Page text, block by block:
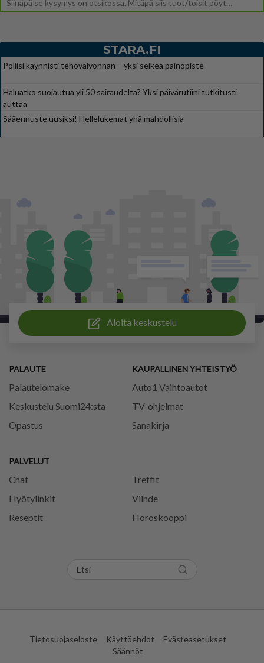
Siinäpä se kysymys on otsikossa. Mitäpä siis tuot/toisit pöytään parisuhteessa? Oletko mies vai nainen? Koetko sen mitä
STARA.FI
Poliisi käynnisti tehovalvonnan – yksi selkeä painopiste
Haluatko suojautua yli 50 sairaudelta? Yksi päivärutiini tutkitusti
auttaa
Sääennuste uusiksi! Hellelukemat yhä mahdollisia
Aloita keskustelu
PALAUTE
Palautelomake
Keskustelu Suomi24:sta
Opastus
PALVELUT
Chat
Treffit
Hyötylinkit
Viihde
Reseptit
Horoskooppi
KAUPALLINEN YHTEISTYÖ
Auto1 Vaihtoautot
TV-ohjelmat
Sanakirja
Tietosuojaseloste Käyttöehdot
Evästeasetukset
Säännöt